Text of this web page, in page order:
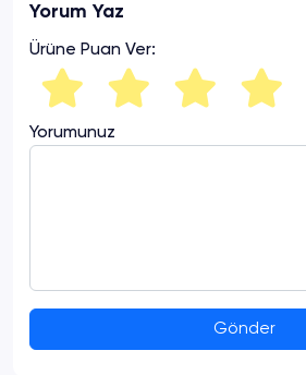
Yorum Yaz
Ürüne Puan Ver:
Yorumunuz
Gönder